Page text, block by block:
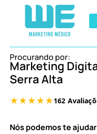
Procurando por:
Marketing
Serra Alta
Nós podemos te